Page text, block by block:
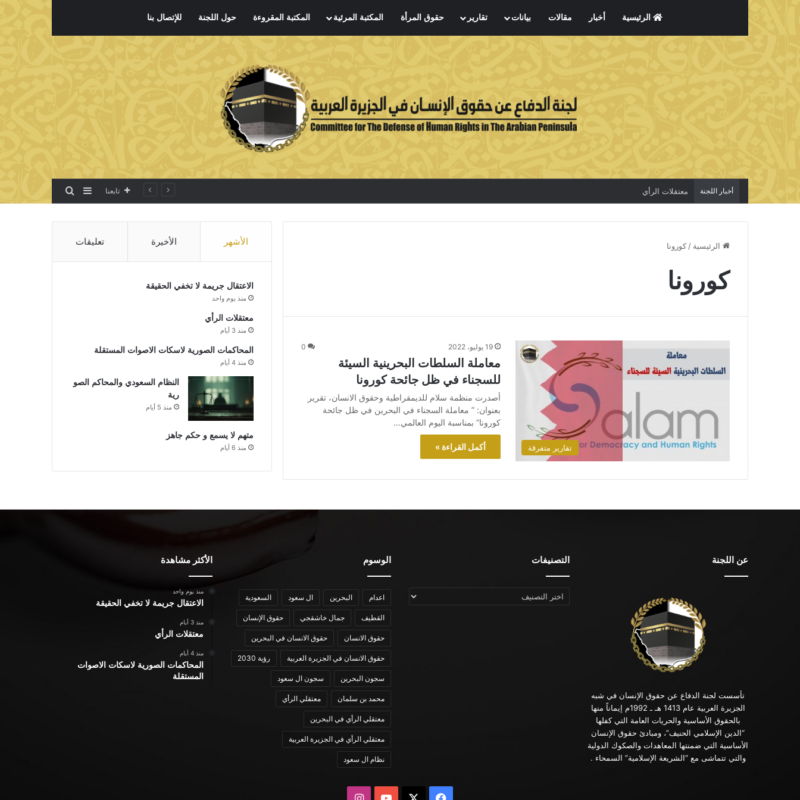
الرئيسية أخبار مقالات بيانات تقارير حقوق المرأة المكتبة المرئية المكتبة المقروءة حول اللجنة للإتصال بنا
أخبار اللجنة معتقلات الرأي تابعنا إضافة عمود جانبي
بحث عن
الرئيسية / كورونا
كورونا
تقارير متفرقة
19 يوليو، 2022 0
معاملة السلطات البحرينية السيئة
للسجناء في ظل جائحة كورونا
أصدرت منظمة سلام للديمقراطية وحقوق الانسان، تقرير
بعنوان: ” معاملة السجناء في البحرين في ظل جائحة
كورونا” بمناسبة اليوم العالمي…
أكمل القراءة »
الأشهر الأخيرة تعليقات
الاعتقال جريمة لا تخفي الحقيقة
منذ يوم واحد
معتقلات الرأي
منذ 3 أيام
المحاكمات الصورية لاسكات الاصوات المستقلة
منذ 4 أيام
النظام السعودي والمحاكم الصو
رية
منذ 5 أيام
متهم لا يسمع و حكم جاهز
منذ 6 أيام
عن اللجنة
تأسست لجنة الدفاع عن حقوق الإنسان في شبه
الجزيرة العربية عام 1413 هـ ـ 1992م إيماناً منها
بالحقوق الأساسية والحريات العامة التي كفلها
“الدين الإسلامي الحنيف”، ومبادئ حقوق الإنسان
الأساسية التي ضمنتها المعاهدات والصكوك الدولية
والتي تتماشى مع “الشريعة الإسلامية” السمحاء .
التصنيفات
التصنيفات
الوسوم
اعدام البحرين ال سعود السعودية
القطيف جمال خاشقجي حقوق الإنسان
حقوق الانسان حقوق الانسان في البحرين
حقوق الانسان في الجزيرة العربية رؤية 2030
سجون البحرين سجون ال سعود
محمد بن سلمان معتقلي الرأي
معتقلي الرأي في البحرين
معتقلي الرأي في الجزيرة العربية
نظام ال سعود
الأكثر مشاهدة
منذ يوم واحد
الاعتقال جريمة لا تخفي الحقيقة
منذ 3 أيام
معتقلات الرأي
منذ 4 أيام
المحاكمات الصورية لاسكات الاصوات
المستقلة
فيسبوك يوتيوبانستقرام